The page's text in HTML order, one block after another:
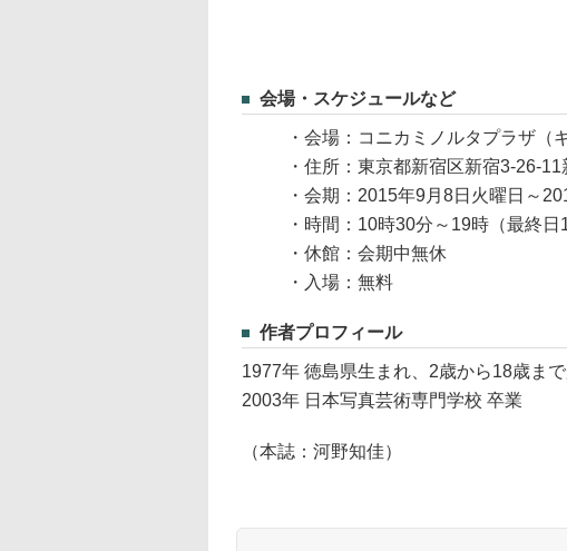
会場・スケジュールなど
・会場：コニカミノルタプラザ（
・住所：東京都新宿区新宿3-26-
・会期：2015年9月8日火曜日～
・時間：10時30分～19時（最終日
・休館：会期中無休
・入場：無料
作者プロフィール
1977年 徳島県生まれ、2歳から18歳ま
2003年 日本写真芸術専門学校 卒業
（本誌：河野知佳）